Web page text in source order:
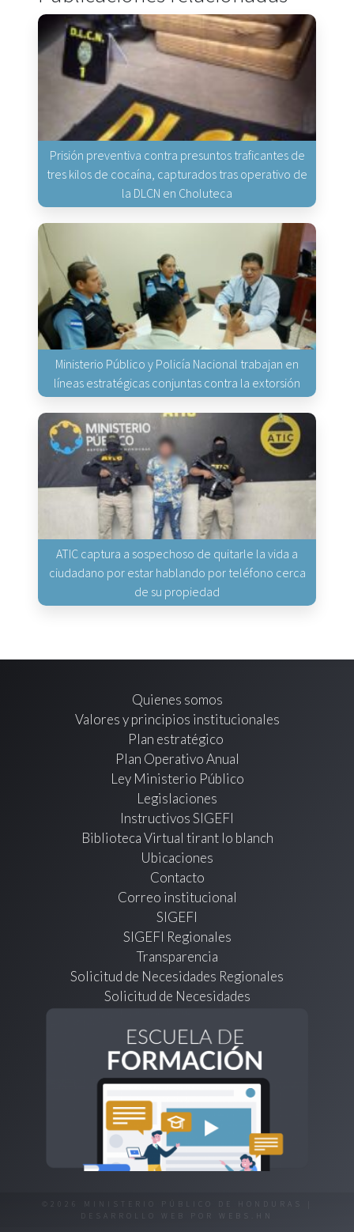
Prisión preventiva contra presuntos traficantes de
tres kilos de cocaína, capturados tras operativo de
la DLCN en Choluteca
Ministerio Público y Policía Nacional trabajan en
líneas estratégicas conjuntas contra la extorsión
ATIC captura a sospechoso de quitarle la vida a
ciudadano por estar hablando por teléfono cerca
de su propiedad
Quienes somos
Valores y principios institucionales
Plan estratégico
Plan Operativo Anual
Ley Ministerio Público
Legislaciones
Instructivos SIGEFI
Biblioteca Virtual tirant lo blanch
Ubicaciones
Contacto
Correo institucional
SIGEFI
SIGEFI Regionales
Transparencia
Solicitud de Necesidades Regionales
Solicitud de Necesidades
©2026 MINISTERIO PÚBLICO DE HONDURAS |
DESARROLLO WEB POR
WEBS.HN